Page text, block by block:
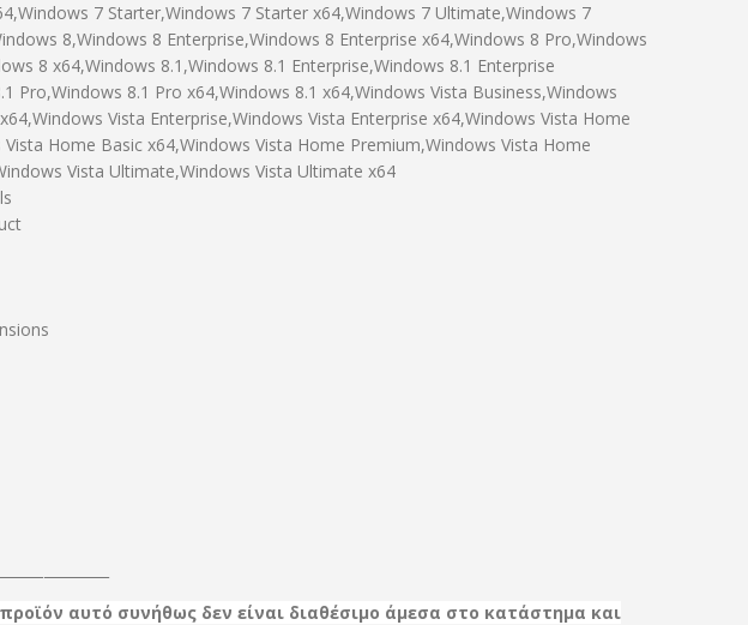
7 Starter,Windows 7 Starter x64,Windows 7 Ultimate,Windows 7
8,Windows 8 Enterprise,Windows 8 Enterprise x64,Windows 8 Pro,Windows
8 x64,Windows 8.1,Windows 8.1 Enterprise,Windows 8.1 Enterprise
Pro,Windows 8.1 Pro x64,Windows 8.1 x64,Windows Vista Business,Windows
Vista Enterprise,Windows Vista Enterprise x64,Windows Vista Home
Vista Home Basic x64,Windows Vista Home Premium,Windows Vista Home
Vista Ultimate,Windows Vista Ultimate x64
αυτό συνήθως δεν είναι διαθέσιμο άμεσα στο κατάστημα και